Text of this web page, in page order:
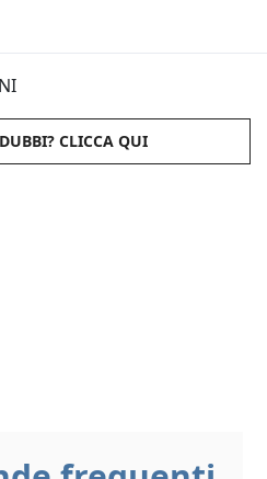
CLICCA QUI